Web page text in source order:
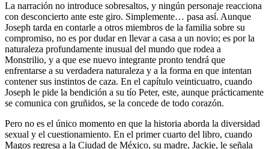
La narración no introduce sobresaltos, y ningún personaje reacciona
con desconcierto ante este giro. Simplemente… pasa así. Aunque
Joseph tarda en contarle a otros miembros de la familia sobre su
compromiso, no es por dudar en llevar a casa a un novio; es por la
naturaleza profundamente inusual del mundo que rodea a
Monstrilio, y a que ese nuevo integrante pronto tendrá que
enfrentarse a su verdadera naturaleza y a la forma en que intentan
contener sus instintos de caza. En el capítulo veinticuatro, cuando
Joseph le pide la bendición a su tío Peter, este, aunque prácticamente
se comunica con gruñidos, se la concede de todo corazón.
Pero no es el único momento en que la historia aborda la diversidad
sexual y el cuestionamiento. En el primer cuarto del libro, cuando
Magos regresa a la Ciudad de México, su madre, Jackie, le señala